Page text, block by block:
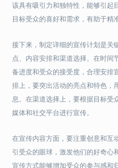
该具有吸引力和独特性，能够引起
目标受众的喜好和需求，有助于精
接下来，制定详细的宣传计划是关
点、内容安排和渠道选择。在时间
备进度和受众的接受度，合理安排
排上，要突出活动的亮点和特色，
息。在渠道选择上，要根据目标受
媒体和社交平台进行宣传。
在宣传内容方面，要注重创意和互
引受众的眼球，激发他们的好奇心
宣传方式能够增加受众的参与感和